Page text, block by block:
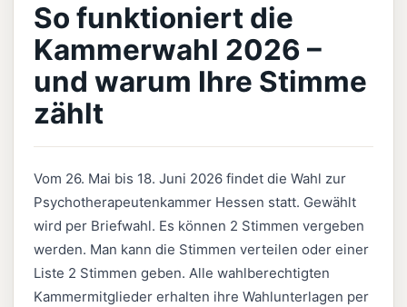
So funktioniert die
Kammerwahl 2026 –
und warum Ihre Stimme
zählt
Vom 26. Mai bis 18. Juni 2026 findet die Wahl zur
Psychotherapeutenkammer Hessen statt. Gewählt
wird per Briefwahl. Es können 2 Stimmen vergeben
werden. Man kann die Stimmen verteilen oder einer
Liste 2 Stimmen geben. Alle wahlberechtigten
Kammermitglieder erhalten ihre Wahlunterlagen per